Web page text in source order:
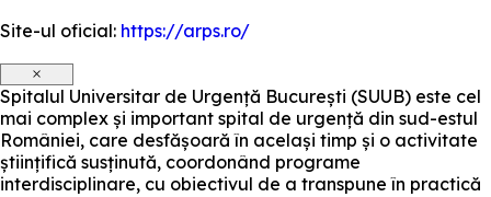
Site-ul oficial: https://arps.ro/
×
Spitalul Universitar de Urgență București (SUUB) este cel
mai complex și important spital de urgență din sud-estul
României, care desfășoară în același timp și o activitate
științifică susținută, coordonând programe
interdisciplinare, cu obiectivul de a transpune în practică